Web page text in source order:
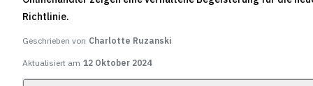
Richtlinie.
Geschrieben von Charlotte Ruzanski
Aktualisiert am 12 Oktober 2024